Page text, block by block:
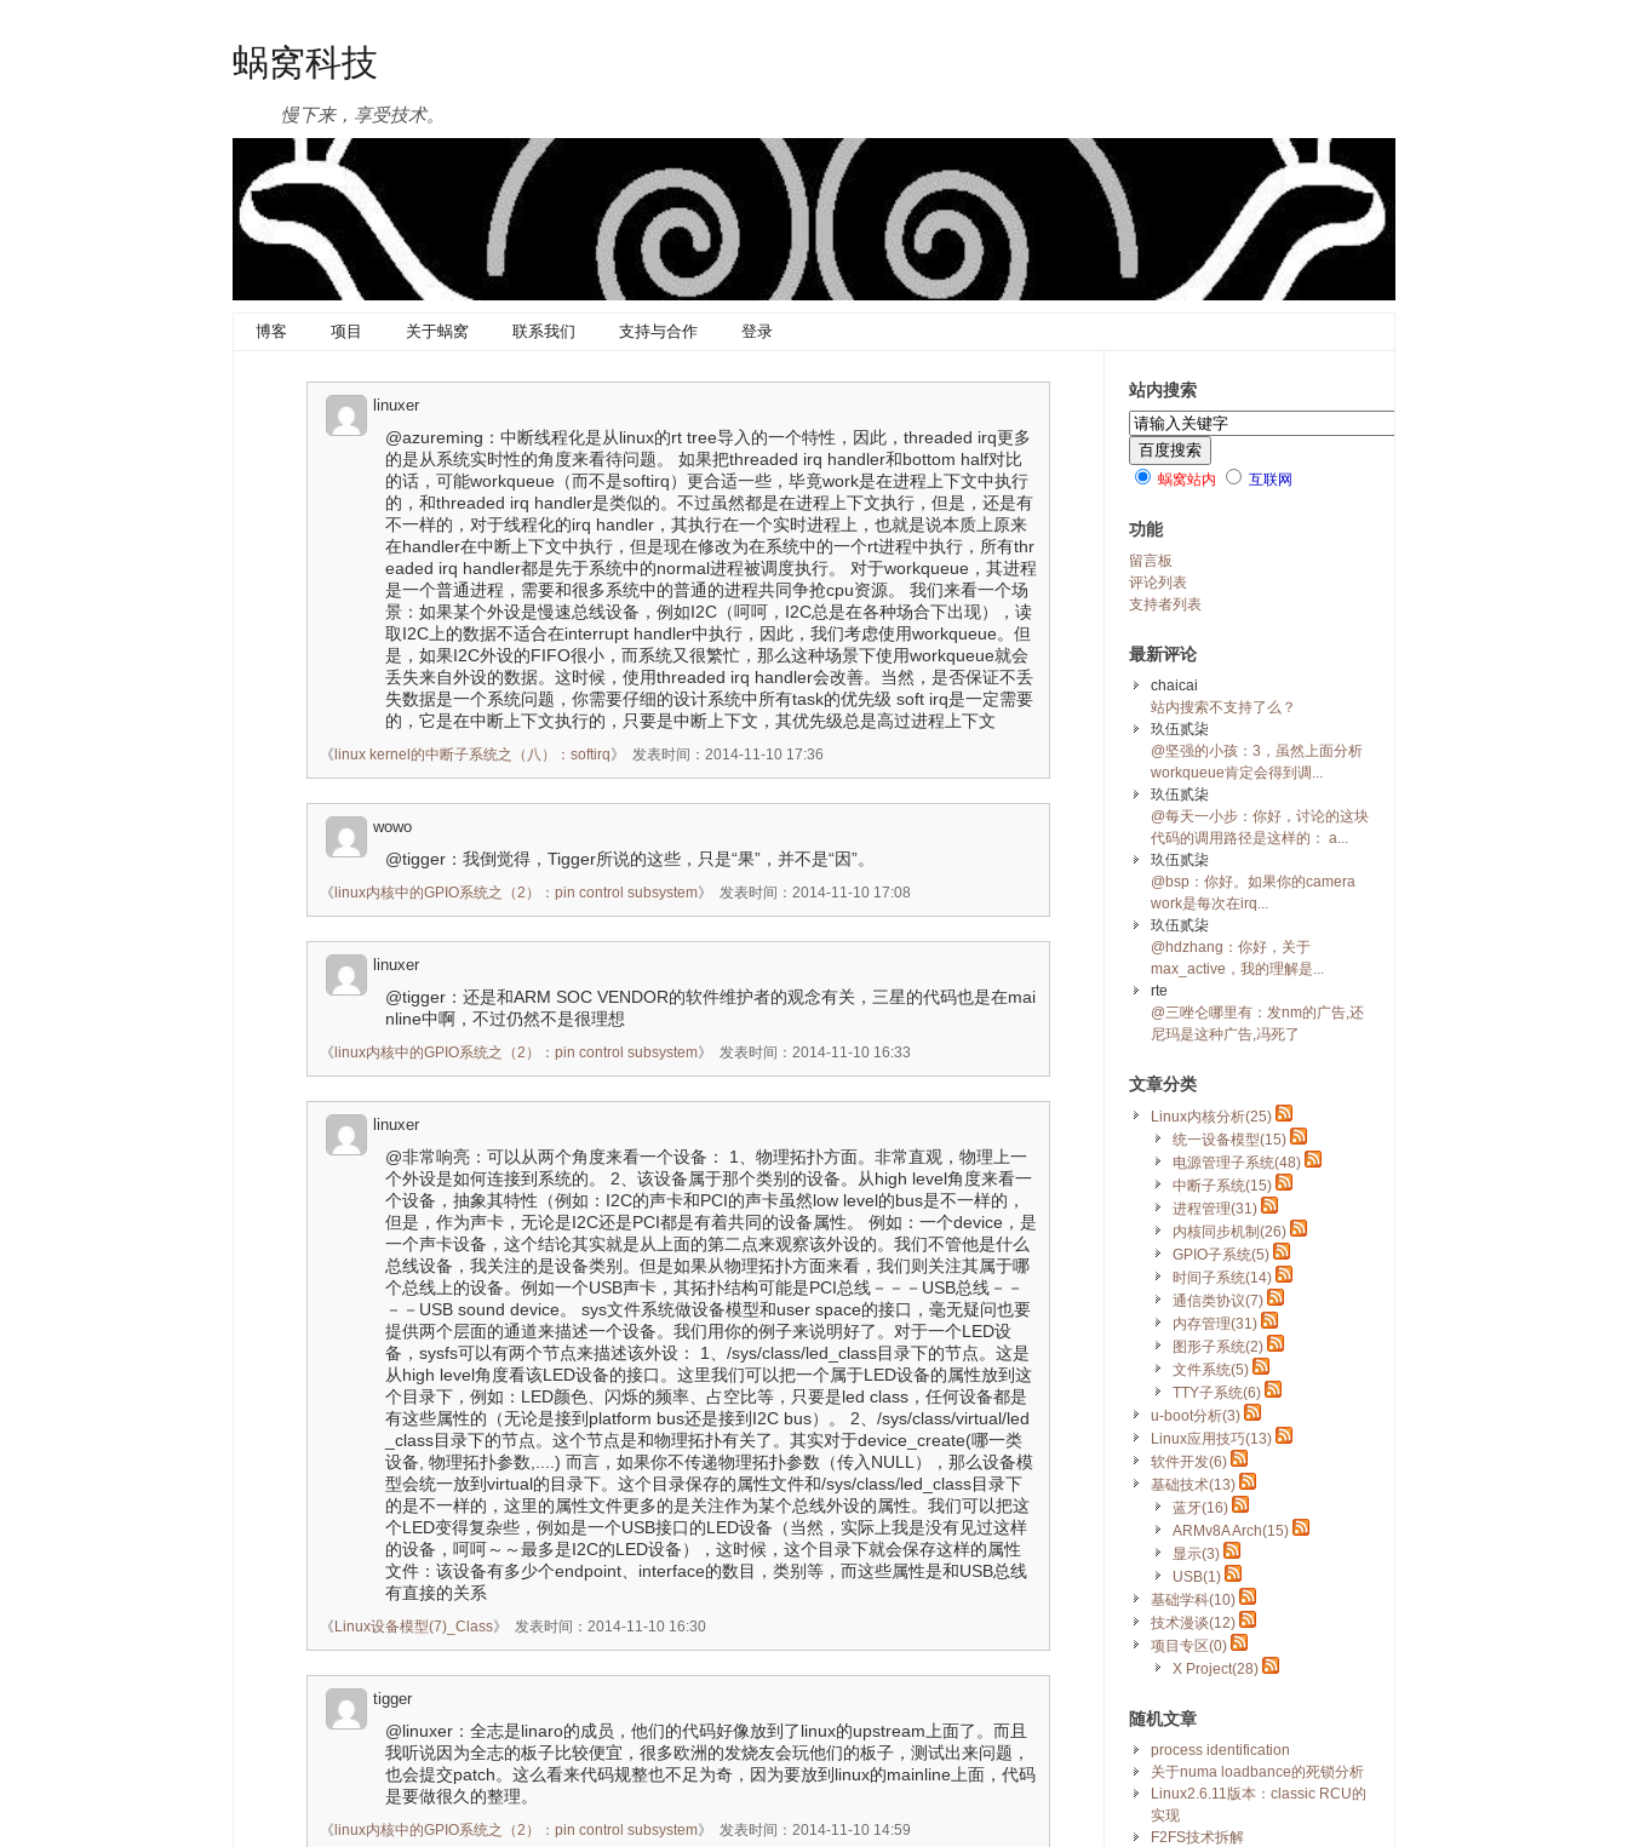
蜗窝科技
慢下来，享受技术。
博客 项目 关于蜗窝 联系我们 支持与合作 登录
linuxer
@azureming：中断线程化是从linux的rt tree导入的一个特性，因此，threaded irq更多
的是从系统实时性的角度来看待问题。 如果把threaded irq handler和bottom half对比
的话，可能workqueue（而不是softirq）更合适一些，毕竟work是在进程上下文中执行
的，和threaded irq handler是类似的。不过虽然都是在进程上下文执行，但是，还是有
不一样的，对于线程化的irq handler，其执行在一个实时进程上，也就是说本质上原来
在handler在中断上下文中执行，但是现在修改为在系统中的一个rt进程中执行，所有thr
eaded irq handler都是先于系统中的normal进程被调度执行。 对于workqueue，其进程
是一个普通进程，需要和很多系统中的普通的进程共同争抢cpu资源。 我们来看一个场
景：如果某个外设是慢速总线设备，例如I2C（呵呵，I2C总是在各种场合下出现），读
取I2C上的数据不适合在interrupt handler中执行，因此，我们考虑使用workqueue。但
是，如果I2C外设的FIFO很小，而系统又很繁忙，那么这种场景下使用workqueue就会
丢失来自外设的数据。这时候，使用threaded irq handler会改善。当然，是否保证不丢
失数据是一个系统问题，你需要仔细的设计系统中所有task的优先级 soft irq是一定需要
的，它是在中断上下文执行的，只要是中断上下文，其优先级总是高过进程上下文
《 linux kernel的中断子系统之（八）：softirq》 发表时间：2014-11-10 17:36
wowo
@tigger：我倒觉得，Tigger所说的这些，只是“果”，并不是“因”。
《 linux内核中的GPIO系统之（2）：pin control subsystem》 发表时间：2014-11-10 17:08
linuxer
@tigger：还是和ARM SOC VENDOR的软件维护者的观念有关，三星的代码也是在mai
nline中啊，不过仍然不是很理想
《 linux内核中的GPIO系统之（2）：pin control subsystem》 发表时间：2014-11-10 16:33
linuxer
@非常响亮：可以从两个角度来看一个设备： 1、物理拓扑方面。非常直观，物理上一
个外设是如何连接到系统的。 2、该设备属于那个类别的设备。从high level角度来看一
个设备，抽象其特性（例如：I2C的声卡和PCI的声卡虽然low level的bus是不一样的，
但是，作为声卡，无论是I2C还是PCI都是有着共同的设备属性。 例如：一个device，是
一个声卡设备，这个结论其实就是从上面的第二点来观察该外设的。我们不管他是什么
总线设备，我关注的是设备类别。但是如果从物理拓扑方面来看，我们则关注其属于哪
个总线上的设备。例如一个USB声卡，其拓扑结构可能是PCI总线－－－USB总线－－
－－USB sound device。 sys文件系统做设备模型和user space的接口，毫无疑问也要
提供两个层面的通道来描述一个设备。我们用你的例子来说明好了。对于一个LED设
备，sysfs可以有两个节点来描述该外设： 1、/sys/class/led_class目录下的节点。这是
从high level角度看该LED设备的接口。这里我们可以把一个属于LED设备的属性放到这
个目录下，例如：LED颜色、闪烁的频率、占空比等，只要是led class，任何设备都是
有这些属性的（无论是接到platform bus还是接到I2C bus）。 2、/sys/class/virtual/led
_class目录下的节点。这个节点是和物理拓扑有关了。其实对于device_create(哪一类
设备, 物理拓扑参数,....) 而言，如果你不传递物理拓扑参数（传入NULL），那么设备模
型会统一放到virtual的目录下。这个目录保存的属性文件和/sys/class/led_class目录下
的是不一样的，这里的属性文件更多的是关注作为某个总线外设的属性。我们可以把这
个LED变得复杂些，例如是一个USB接口的LED设备（当然，实际上我是没有见过这样
的设备，呵呵～～最多是I2C的LED设备），这时候，这个目录下就会保存这样的属性
文件：该设备有多少个endpoint、interface的数目，类别等，而这些属性是和USB总线
有直接的关系
《 Linux设备模型(7)_Class》 发表时间：2014-11-10 16:30
tigger
@linuxer：全志是linaro的成员，他们的代码好像放到了linux的upstream上面了。而且
我听说因为全志的板子比较便宜，很多欧洲的发烧友会玩他们的板子，测试出来问题，
也会提交patch。这么看来代码规整也不足为奇，因为要放到linux的mainline上面，代码
是要做很久的整理。
《 linux内核中的GPIO系统之（2）：pin control subsystem》 发表时间：2014-11-10 14:59
站内搜索
蜗窝站内 互联网
功能
留言板
评论列表
支持者列表
最新评论
chaicai
站内搜索不支持了么？
玖伍贰柒
@坚强的小孩：3，虽然上面分析
workqueue肯定会得到调...
玖伍贰柒
@每天一小步：你好，讨论的这块
代码的调用路径是这样的： a...
玖伍贰柒
@bsp：你好。如果你的camera
work是每次在irq...
玖伍贰柒
@hdzhang：你好，关于
max_active，我的理解是...
rte
@三唑仑哪里有：发nm的广告,还
尼玛是这种广告,冯死了
文章分类
Linux内核分析(25)
统一设备模型(15)
电源管理子系统(48)
中断子系统(15)
进程管理(31)
内核同步机制(26)
GPIO子系统(5)
时间子系统(14)
通信类协议(7)
内存管理(31)
图形子系统(2)
文件系统(5)
TTY子系统(6)
u-boot分析(3)
Linux应用技巧(13)
软件开发(6)
基础技术(13)
蓝牙(16)
ARMv8A Arch(15)
显示(3)
USB(1)
基础学科(10)
技术漫谈(12)
项目专区(0)
X Project(28)
随机文章
process identification
关于numa loadbance的死锁分析
Linux2.6.11版本：classic RCU的
实现
F2FS技术拆解